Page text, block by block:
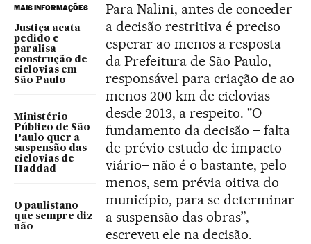
MAIS INFORMAÇÕES
Justiça acata
pedido e
paralisa
construção de
ciclovias em
São Paulo
Ministério
Público de São
Paulo quer a
suspensão das
ciclovias de
Haddad
O paulistano
que sempre diz
não
Para Nalini, antes de conceder
a decisão restritiva é preciso
esperar ao menos a resposta
da Prefeitura de São Paulo,
responsável para criação de ao
menos 200 km de ciclovias
desde 2013, a respeito. "O
fundamento da decisão – falta
de prévio estudo de impacto
viário– não é o bastante, pelo
menos, sem prévia oitiva do
município, para se determinar
a suspensão das obras”,
escreveu ele na decisão.